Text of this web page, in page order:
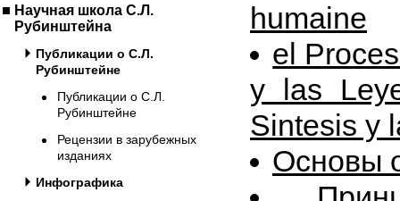
Научная школа С.Л.
Рубинштейна
Публикации о С.Л.
Рубинштейне
Публикации о С.Л.
Рубинштейне
Рецензии в зарубежных
изданиях
Инфографика
humaine
el
y las
Sintesis y
Основы